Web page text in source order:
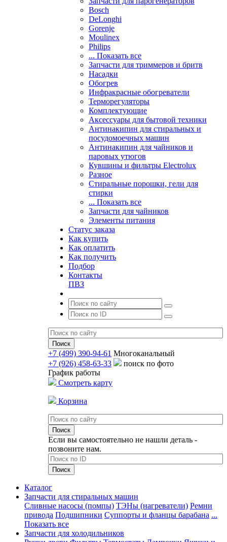
Bosch
DeLonghi
Gorenje
Moulinex
Philips
... Показать все
Запчасти для триммеров и бритв
Насадки
Обогрев
Инфракрасные обогреватели
Терморегуляторы
Комплектующие
Аксессуары для бытовой техники
Антинакипин для стиральных и
посудомоечных машин
Антинакипин для чайников и
паровых утюгов
Кувшины и фильтры Electrolux
Разное
Стиральные порошки, гели для
стирки
... Показать все
Запчасти для чайников
Элементы питания
Статус заказа
Как купить
Как оплатить
Как получить
Подбор
Контакты
ПВЗ
+7 (499) 390-94-61 Многоканальный
+7 (926) 458-63-33
поиск по фото
График работы
Смотреть карту
Корзина
Если вы самостоятельно не нашли деталь -
позвоните нам.
Каталог
Запчасти для стиральных машин
Сливные насосы (помпы) ТЭНы (нагреватели) Ремни
привода Подшипники Суппорты и фланцы барабана ...
Показать все
Запчасти для холодильников